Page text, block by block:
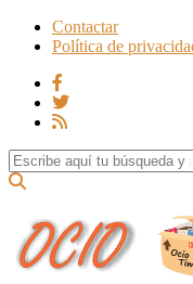
Contactar
Política de
Search for: